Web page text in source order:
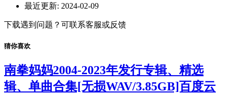
最近更新: 2024-02-09
下载遇到问题？可联系客服或反馈
猜你喜欢
南拳妈妈2004-2023年发行专辑、精选
辑、单曲合集[无损WAV/3.85GB]百度云